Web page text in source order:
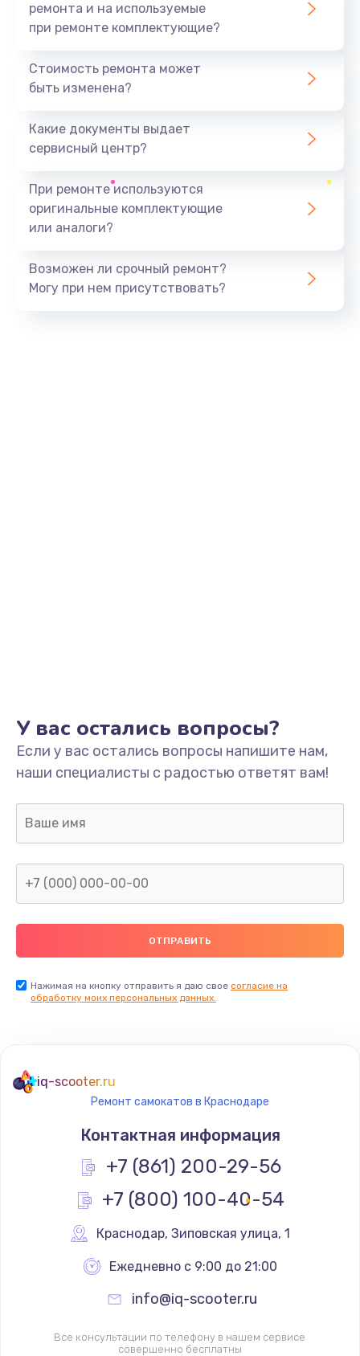
ремонта и на используемые
при ремонте комплектующие?
Стоимость ремонта может
быть изменена?
Какие документы выдает
сервисный центр?
При ремонте используются
оригинальные комплектующие
или аналоги?
Возможен ли срочный ремонт?
Могу при нем присутствовать?
У вас остались вопросы?
Если у вас остались вопросы напишите нам,
наши специалисты с радостью ответят вам!
Нажимая на кнопку отправить я даю свое согласие на
обработку моих персональных данных.
iq-scooter.ru
Ремонт самокатов в Краснодаре
Контактная информация
+7 (861) 200-29-56
+7 (800) 100-40-54
Краснодар, Зиповская улица, 1
Ежедневно с 9:00 до 21:00
info@iq-scooter.ru
Все консультации по телефону в нашем сервисе
совершенно бесплатны